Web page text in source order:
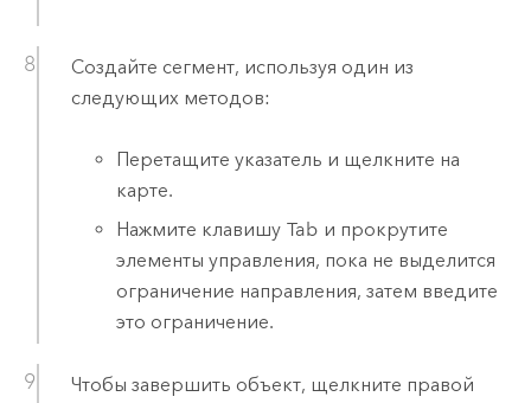
Создайте сегмент, используя один из
следующих методов:
Перетащите указатель и щелкните на
карте.
Нажмите клавишу Tab и прокрутите
элементы управления, пока не выделится
ограничение направления, затем введите
это ограничение.
Чтобы завершить объект, щелкните правой